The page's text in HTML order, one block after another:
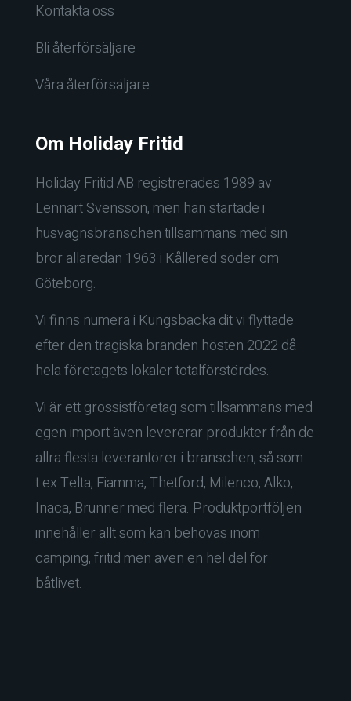
Kontakta oss
Bli återförsäljare
Våra återförsäljare
Om Holiday Fritid
Holiday Fritid AB registrerades 1989 av
Lennart Svensson, men han startade i
husvagnsbranschen tillsammans med sin
bror allaredan 1963 i Kållered söder om
Göteborg.
Vi finns numera i Kungsbacka dit vi flyttade
efter den tragiska branden hösten 2022 då
hela företagets lokaler totalförstördes.
Vi är ett grossistföretag som tillsammans med
egen import även levererar produkter från de
allra flesta leverantörer i branschen, så som
t.ex Telta, Fiamma, Thetford, Milenco, Alko,
Inaca, Brunner med flera. Produktportföljen
innehåller allt som kan behövas inom
camping, fritid men även en hel del för
båtlivet.